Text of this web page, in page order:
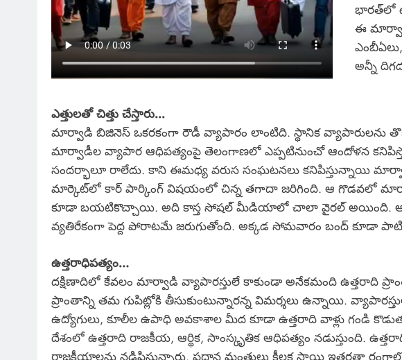
భారత్‌లో
ఈ
అన్నీ
ఎత్తులతో చిత్తు చేస్తారు..‌.
మార్వాడి బిజినెస్ ఒకరకంగా రౌడీ వ్యాపారం లాంటిది. స్థానిక వ్యాపారులను
మార్వాడీల వ్యాపార ఆధిపత్యంపై తెలంగాణలో ఎప్పటినుంచో ఆందోళన
సందర్భాలూ రాలేదు. కాని ఈమధ్య వరుస సంఘటనలు కనిపిస్తున్నాయి
మార్కెట్‌లో కార్‌ పార్కింగ్‌ విషయంలో చిన్న తగాదా జరిగింది. ఆ గొడవలో
కూడా బయటికొచ్చాయి. అది కాస్త సోషల్‌ మీడియాలో చాలా వైరల్‌ అయింది.
వ్యతిరేకంగా పెద్ద పోరాటమే జరుగుతోంది. అక్కడ సోమవారం బంద్ కూడా
ఉత్తరాధిపత్యం…
దక్షిణాదిలో కేవలం మార్వాడి వ్యాపారస్తులే కాకుండా అనేకమంది ఉత్తరాది
ప్రాంతాన్ని తమ గుపిట్లోకి తీసుకుంటున్నారన్న విమర్శలు ఉన్నాయి.
ఉద్యోగులు, కూలీల ఉపాధి అవకాశాల మీద కూడా ఉత్తరాది వాళ్లు గండి
దేశంలో ఉత్తరాది రాజకీయ, ఆర్థిక, సాంస్కృతిక ఆధిపత్యం నడుస్తుంది.
రాజకీయాలను నడిపిస్తున్నారు. ప్రధాన మంత్రులు కీలక స్థాయి ఇతరత్రా రంగాల్లో